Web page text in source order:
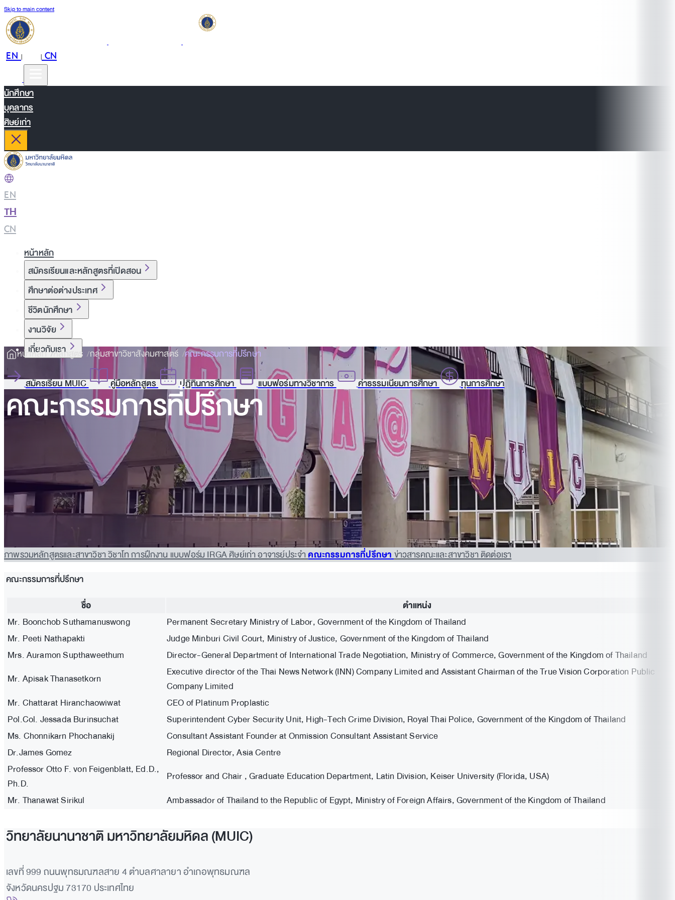
Skip to main content
EN| |CN
นักศึกษา
บุคลากร
ศิษย์เก่า
EN
TH
CN
หน้าหลัก
สมัครเรียนและหลักสูตรที่เปิดสอน
ศึกษาต่อต่างประเทศ
ชีวิตนักศึกษา
งานวิจัย
เกี่ยวกับเรา
สมัครเรียน MUIC คู่มือหลักสูตร ปฏิทินการศึกษา แบบฟอร์มทางวิชาการ ค่าธรรมเนียมการศึกษา ทุนการศึกษา
หน้าหลัก หลักสูตร กลุ่มสาขาวิชาสังคมศาสตร์ คณะกรรมการที่ปรึกษา
คณะกรรมการที่ปรึกษา
ภาพรวมหลักสูตรและสาขาวิชาวิชาโทการฝึกงานแบบฟอร์ม IRGAศิษย์เก่าอาจารย์ประจำคณะกรรมการที่ปรึกษาข่าวสารคณะและสาขาวิชาติดต่อเรา
คณะกรรมการที่ปรึกษา
ชื่อ
ตำแหน่ง
Mr. Boonchob Suthamanuswong
Permanent Secretary Ministry of Labor, Government of the Kingdom of Thailand
Mr. Peeti Nathapakti
Judge Minburi Civil Court, Ministry of Justice, Government of the Kingdom of Thailand
Mrs. Auramon Supthaweethum
Director-General Department of International Trade Negotiation, Ministry of Commerce, Government of the Kingdom of Thailand
Mr. Apisak Thanasetkorn
Executive director of the Thai News Network (INN) Company Limited and Assistant Chairman of the True Vision Corporation Public
Company Limited
Mr. Chattarat Hiranchaowiwat
CEO of Platinum Proplastic
Pol.Col. Jessada Burinsuchat
Superintendent Cyber Security Unit, High-Tech Crime Division, Royal Thai Police, Government of the Kingdom of Thailand
Ms. Chonnikarn Phochanakij
Consultant Assistant Founder at Onmission Consultant Assistant Service
Dr.James Gomez
Regional Director, Asia Centre
Professor Otto F. von Feigenblatt, Ed.D.,
Ph.D.
Professor and Chair , Graduate Education Department, Latin Division, Keiser University (Florida, USA)
Mr. Thanawat Sirikul
Ambassador of Thailand to the Republic of Egypt, Ministry of Foreign Affairs, Government of the Kingdom of Thailand
วิทยาลัยนานาชาติ มหาวิทยาลัยมหิดล (MUIC)
เลขที่ 999 ถนนพุทธมณฑลสาย 4 ตำบลศาลายา อำเภอพุทธมณฑล
จังหวัดนครปฐม 73170 ประเทศไทย